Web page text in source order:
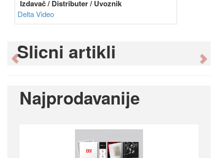
Izdavač / Distributer / Uvoznik
Delta Video
Slicni artikli
Previous
Najprodavanije